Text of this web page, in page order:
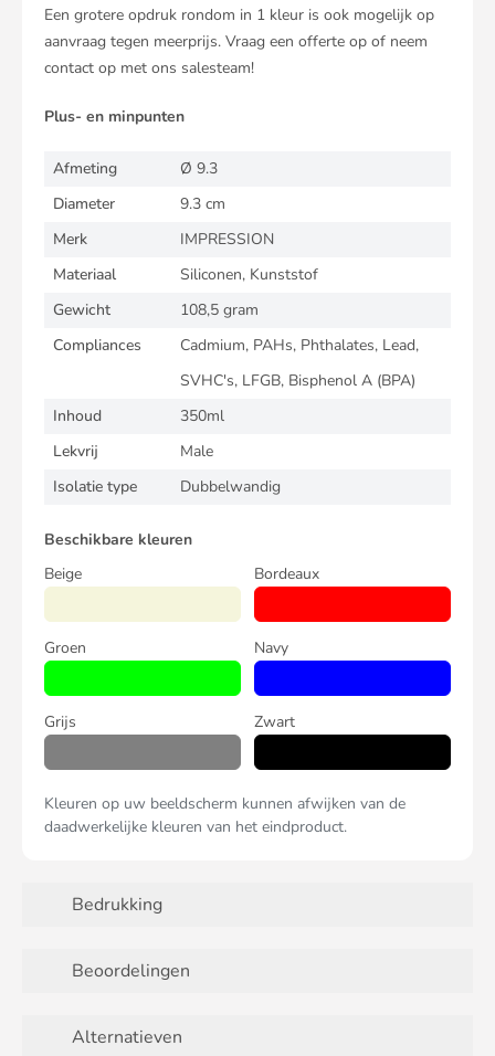
Een grotere opdruk rondom in 1 kleur is ook mogelijk op
aanvraag tegen meerprijs. Vraag een offerte op of neem
contact op met ons salesteam!
Plus- en minpunten
Afmeting
Ø 9.3
Diameter
9.3 cm
Merk
IMPRESSION
Materiaal
Siliconen, Kunststof
Gewicht
108,5 gram
Compliances
Cadmium, PAHs, Phthalates, Lead,
SVHC's, LFGB, Bisphenol A (BPA)
Inhoud
350ml
Lekvrij
Male
Isolatie type
Dubbelwandig
Beschikbare kleuren
Beige
Bordeaux
Groen Navy
Grijs Zwart
Kleuren op uw beeldscherm kunnen afwijken van de
daadwerkelijke kleuren van het eindproduct.
Bedrukking
Beoordelingen
Alternatieven